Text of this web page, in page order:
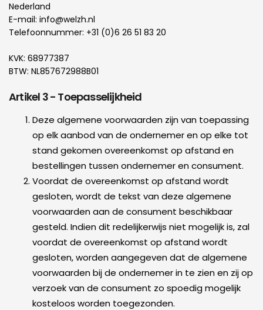
Nederland
E-mail: info@welzh.nl
Telefoonnummer: +31 (0)6 26 51 83 20
KVK: 68977387
BTW: NL857672988B01
Artikel 3 - Toepasselijkheid
Deze algemene voorwaarden zijn van toepassing
op elk aanbod van de ondernemer en op elke tot
stand gekomen overeenkomst op afstand en
bestellingen tussen ondernemer en consument.
Voordat de overeenkomst op afstand wordt
gesloten, wordt de tekst van deze algemene
voorwaarden aan de consument beschikbaar
gesteld. Indien dit redelijkerwijs niet mogelijk is, zal
voordat de overeenkomst op afstand wordt
gesloten, worden aangegeven dat de algemene
voorwaarden bij de ondernemer in te zien en zij op
verzoek van de consument zo spoedig mogelijk
kosteloos worden toegezonden.